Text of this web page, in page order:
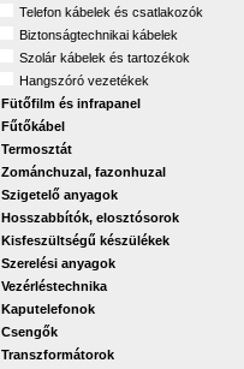
Telefon kábelek és csatlakozók
Biztonságtechnikai kábelek
Szolár kábelek és tartozékok
Hangszóró vezetékek
Fütőfilm és infrapanel
Fűtőkábel
Termosztát
Zománchuzal, fazonhuzal
Szigetelő anyagok
Hosszabbítók, elosztósorok
Kisfeszültségű készülékek
Szerelési anyagok
Vezérléstechnika
Kaputelefonok
Csengők
Transzformátorok